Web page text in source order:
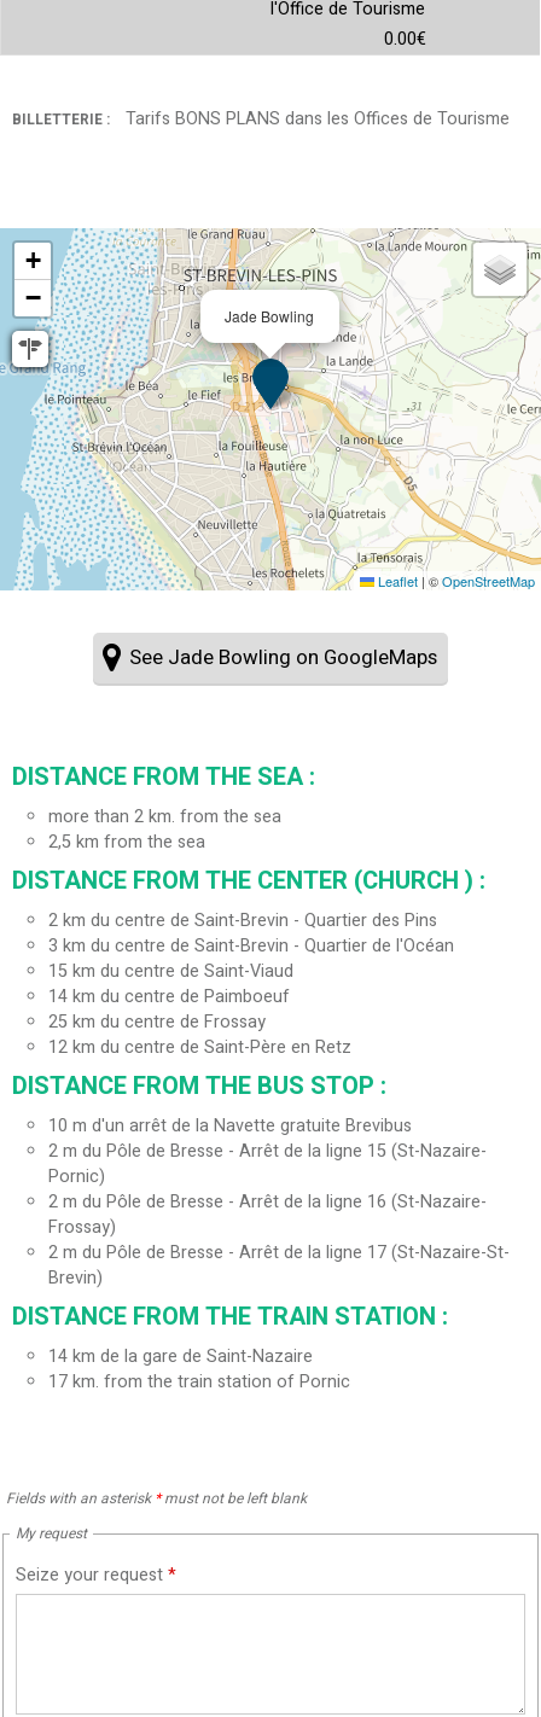
l'Office de Tourisme
0.00€
BILLETTERIE : Tarifs BONS PLANS dans les Offices de Tourisme
Jade Bowling
+
−
Leaflet | ©OpenStreetMap
See Jade Bowling on GoogleMaps
DISTANCE FROM THE SEA :
more than 2 km. from the sea
2,5km from the sea
DISTANCE FROM THE CENTER (CHURCH ) :
2km du centre de Saint-Brevin - Quartier des Pins
3 km du centre de Saint-Brevin - Quartier de l'Océan
15km du centre de Saint-Viaud
14km du centre de Paimboeuf
25km du centre de Frossay
12km du centre de Saint-Père en Retz
DISTANCE FROM THE BUS STOP :
10 m d'un arrêt de la Navette gratuite Brevibus
2m du Pôle de Bresse - Arrêt de la ligne 15 (St-Nazaire-
Pornic)
2m du Pôle de Bresse - Arrêt de la ligne 16 (St-Nazaire-
Frossay)
2m du Pôle de Bresse - Arrêt de la ligne 17 (St-Nazaire-St-
Brevin)
DISTANCE FROM THE TRAIN STATION :
14km de la gare de Saint-Nazaire
17km. from the train station of Pornic
Fields with an asterisk *must not be left blank
My request
Seize your request*